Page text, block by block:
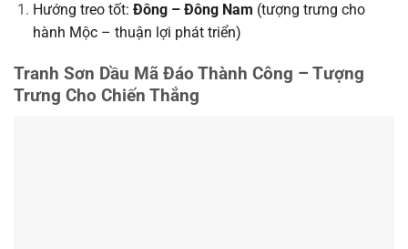
Hướng treo tốt: Đông – Đông Nam (tượng trưng cho
hành Mộc – thuận lợi phát triển)
Tranh Sơn Dầu Mã Đáo Thành Công – Tượng
Trưng Cho Chiến Thắng